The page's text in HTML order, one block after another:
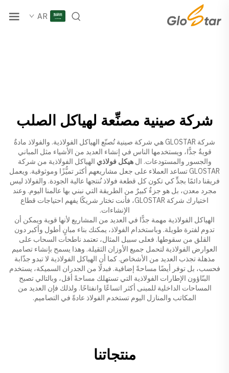
AR
شركة صينية مصنِّعة لهياكل الصلب
شركة GLOSTAR هي شركة صينية تُصنّع الهياكل الفولاذية. والفولاذ مادةٌ
قويةٌ جدًّا، ويستخدمها الناس في إنشاء العديد من الأشياء مثل المباني
والجسور والمستودعات. الهيكل فولاذي الهياكل الفولاذية من شركة
GLOSTAR تساعد العملاء على جعل مشاريعهم أكثر تميُّزًا وموثوقية. ويعمل
فريقنا دائمًا بجدٍّ كي تكون كل قطعة فولاذ نُنتجها عالية الجودة. والفولاذ ليس
مجرد معدن، بل هو جزءٌ كبيرٌ من الطريقة التي نبني بها عالمنا اليوم. وعند
اختيارك شركة GLOSTAR، فأنت تختار شريكًا يفهم احتياجات قطاع
الإنشاءات.
الهياكل الفولاذية مهمة جدًّا في العديد من المشاريع لأنها قوية ويمكن أن
تدوم لفترة طويلة. وباستخدام الفولاذ، يمكنك بناء مبانٍ أطول وأكبر دون
القلق من سقوطها. فعلى سبيل المثال، تعتمد ناطحات السحاب على
العوارض الفولاذية لتحمل جميع الأوزان الثقيلة. وهذا يسمح بإنشاء تصاميم
مذهلة تجذب العديد من الأشخاص. كما أن الهياكل الفولاذية لا تبدو جذّابة
فحسب، بل توفر أيضًا مساحةً إضافية. فبدلًا من الجدران السميكة، يستخدم
البنّاؤون الإطارات الفولاذية التي تستهلك مساحةً أقل، وبالتالي تصبح
المساحات الداخلية للمبنى أكثر اتساعًا وانفتاحًا. ولذلك فإن العديد من
المكاتب والمنازل اليوم تستخدم الفولاذ عادةً في التصاميم.
منتجاتنا